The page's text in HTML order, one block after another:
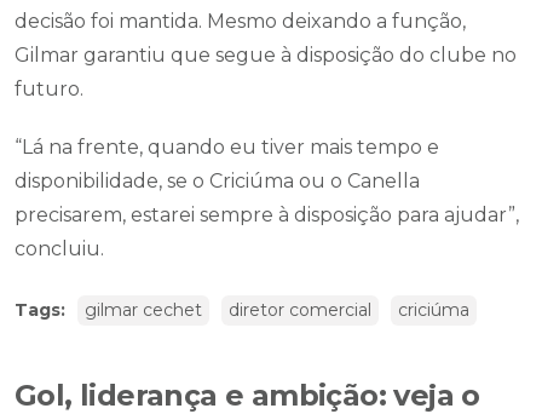
decisão foi mantida. Mesmo deixando a função,
Gilmar garantiu que segue à disposição do clube no
futuro.
“Lá na frente, quando eu tiver mais tempo e
disponibilidade, se o Criciúma ou o Canella
precisarem, estarei sempre à disposição para ajudar”,
concluiu.
Tags: gilmar cechet diretor comercial criciúma
Gol, liderança e ambição: veja o